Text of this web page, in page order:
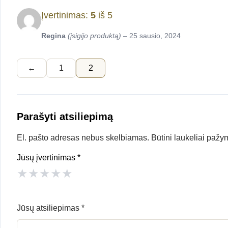
Įvertinimas: 5 iš 5
Regina (įsigijo produktą) – 25 sausio, 2024
← 1 2
Parašyti atsiliepimą
El. pašto adresas nebus skelbiamas. Būtini laukeliai
Jūsų įvertinimas *
★★★★★
Jūsų atsiliepimas *